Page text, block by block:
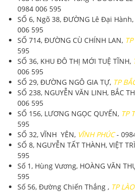
0984 006 595
SỐ 6, Ngõ 38, ĐƯỜNG Lê Đại Hành,
006 595
SỐ 714, ĐƯỜNG CÙ CHÍNH LAN,
595
SỐ 36, KHU ĐÔ THỊ MỚI TUỆ TĨNH,
006 595
SỐ 29, ĐƯỜNG NGÔ GIA TỰ, TP
SỐ 238, NGUYỄN VĂN LINH, BẮC
006 595
SỐ 156, LƯƠNG NGỌC QUYẾN, TP
595
SỐ 32, VĨNH YÊN, VĨNH PHÚC-
SỐ 8, NGUYỄN TẤT THÀNH, VIỆT
595
Số 1, Hùng Vương, HOÀNG VĂN
595
Số 56, Đường Chiến Thắng , TP